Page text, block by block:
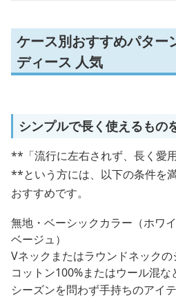
ケース別おすすめパター
ディース 人気
シンプルで長く使えるもの
**「流行に左右されず、長く愛
**という方には、以下の条件を
おすすめです。
無地・ベーシックカラー（ホワ
ベージュ）
Vネックまたはラウンドネック
コットン100%またはウール混な
シーズンを問わず手持ちのアイ